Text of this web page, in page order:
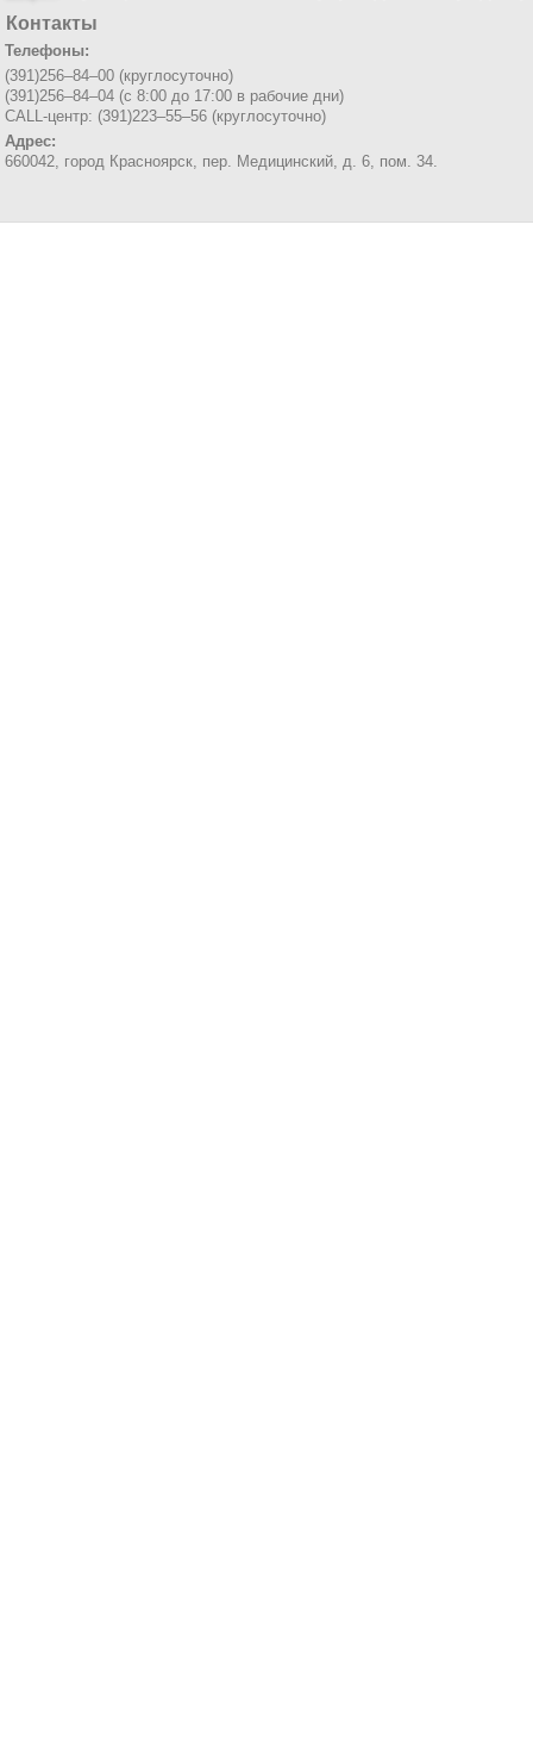
Контакты
Телефоны:
(391)256–84–00 (круглосуточно)
(391)256–84–04 (с 8:00 до 17:00 в рабочие дни)
CALL-центр: (391)223–55–56 (круглосуточно)
Адрес:
660042, город Красноярск, пер. Медицинский, д. 6, пом. 34.